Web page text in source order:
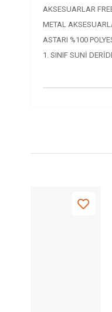
AKSESUARLAR
METAL
ASTARI %100
1. SINIF SUNİ